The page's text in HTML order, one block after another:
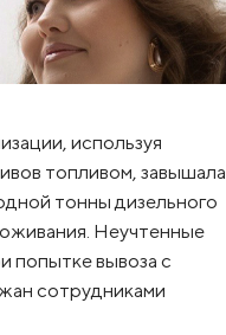
используя
топливом, завышала
тонны дизельного
Неучтенные
попытке вывоза с
сотрудниками